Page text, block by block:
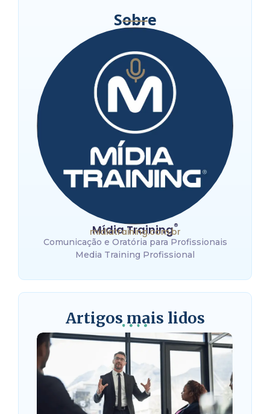
Sobre
Mídia Training®
midiatraining.com.br
Comunicação e Oratória para Profissionais
Media Training Profissional
Artigos mais lidos